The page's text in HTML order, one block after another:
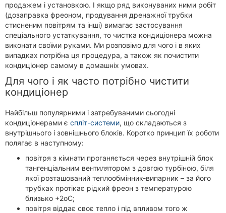
продажем і установкою. І якщо ряд виконуваних ними робіт
(дозаправка фреоном, продування дренажної трубки
стисненим повітрям та інші) вимагає застосування
спеціального устаткування, то чистка кондиціонера можна
виконати своїми руками. Ми розповімо для чого і в яких
випадках потрібна ця процедура, а також як почистити
кондиціонер самому в домашніх умовах.
Для чого і як часто потрібно чистити
кондиціонер
Найбільш популярними і затребуваними сьогодні
кондиціонерами є спліт-системи, що складаються з
внутрішнього і зовнішнього блоків. Коротко принцип їх роботи
полягає в наступному:
повітря з кімнати проганяється через внутрішній блок
тангенціальним вентилятором з довгою турбіною, біля
якої розташований теплообмінник-випарник – за його
трубках протікає рідкий фреон з температурою
близько +2оС;
повітря віддає своє тепло і під впливом того ж